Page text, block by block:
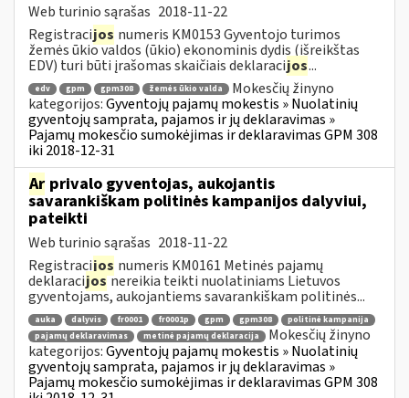
Web turinio sąrašas 2018-11-22
Registracijos numeris KM0153 Gyventojo turimos
žemės ūkio valdos (ūkio) ekonominis dydis (išreikštas
EDV) turi būti įrašomas skaičiais deklaracijos...
edv gpm gpm308 žemės ūkio valda
Mokesčių žinyno
kategorijos:Gyventojų pajamų mokestis » Nuolatinių
gyventojų samprata, pajamos ir jų deklaravimas »
Pajamų mokesčio sumokėjimas ir deklaravimas GPM 308
iki 2018-12-31
Ar privalo gyventojas, aukojantis
savarankiškam politinės kampanijos dalyviui,
pateikti
Web turinio sąrašas 2018-11-22
Registracijos numeris KM0161 Metinės pajamų
deklaracijosnereikia teikti nuolatiniams Lietuvos
gyventojams, aukojantiems savarankiškam politinės...
auka dalyvis fr0001 fr0001p gpm gpm308
politinė kampanija
pajamų deklaravimas
metinė pajamų deklaracija
Mokesčių žinyno
kategorijos:Gyventojų pajamų mokestis » Nuolatinių
gyventojų samprata, pajamos ir jų deklaravimas »
Pajamų mokesčio sumokėjimas ir deklaravimas GPM 308